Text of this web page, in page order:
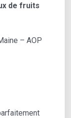
de fruits
– AOP